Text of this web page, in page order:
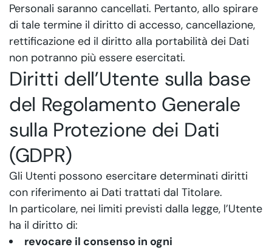
Personali saranno cancellati. Pertanto, allo spirare
di tale termine il diritto di accesso, cancellazione,
rettificazione ed il diritto alla portabilità dei Dati
non potranno più essere esercitati.
Diritti dell’Utente sulla base
del Regolamento Generale
sulla Protezione dei Dati
(GDPR)
Gli Utenti possono esercitare determinati diritti
con riferimento ai Dati trattati dal Titolare.
In particolare, nei limiti previsti dalla legge, l’Utente
ha il diritto di:
revocare il consenso in ogni